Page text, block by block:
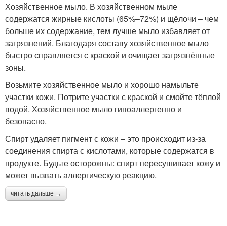
Хозяйственное мыло. В хозяйственном мыле
содержатся жирные кислоты (65%–72%) и щёлочи – чем
больше их содержание, тем лучше мыло избавляет от
загрязнений. Благодаря составу хозяйственное мыло
быстро справляется с краской и очищает загрязнённые
зоны.
Возьмите хозяйственное мыло и хорошо намыльте
участки кожи. Потрите участки с краской и смойте тёплой
водой. Хозяйственное мыло гипоаллергенно и
безопасно.
Спирт удаляет пигмент с кожи – это происходит из-за
соединения спирта с кислотами, которые содержатся в
продукте. Будьте осторожны: спирт пересушивает кожу и
может вызвать аллергическую реакцию.
читать дальше →